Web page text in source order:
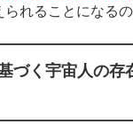
れることになるの
づく宇宙人の